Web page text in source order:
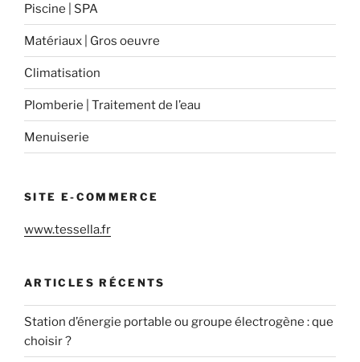
Piscine | SPA
Matériaux | Gros oeuvre
Climatisation
Plomberie | Traitement de l’eau
Menuiserie
SITE E-COMMERCE
www.tessella.fr
ARTICLES RÉCENTS
Station d’énergie portable ou groupe électrogène : que
choisir ?